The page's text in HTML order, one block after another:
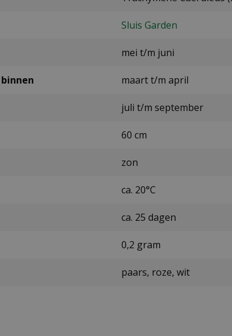
Sluis Garden
mei t/m juni
maart t/m april
juli t/m september
60 cm
zon
ca. 20°C
ca. 25 dagen
0,2 gram
paars, roze, wit